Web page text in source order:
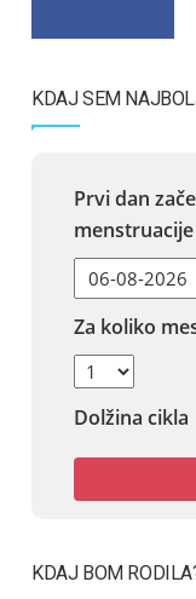
KDAJ SEM
Prvi dan
menstruacije
Za koliko
Dolžina cikla
KDAJ BOM